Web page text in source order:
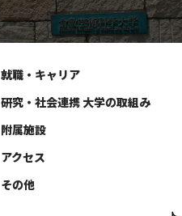
就職・キャリア
研究・社会連携 大学の取組み
附属施設
アクセス
その他